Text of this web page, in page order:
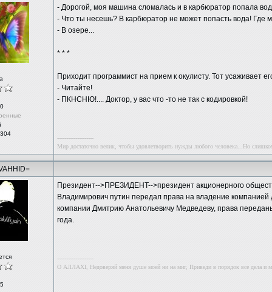
- Дорогой, моя машина сломалась и в карбюратор попала
- Что ты несешь? В карбюратор не может попасть вода! Где
- В озере...
* * *
Приходит программист на прием к окулисту. Тот усаживает
- Читайте!
- ПКНСНЮ!.... Доктор, у вас что -то не так с кодировкой!
--------------------
Мир достаточно велик, чтобы удовлетворить нужды любого человека...Но
Прeзидeнт-->ПРEЗИДEHT-->пpeзидeнт акционерного
Владимирович пyтин передал права на владение компанией
компании Дмитрию Анатольевичу Медведеву, права
года.
--------------------
О АЛЛАХI, Недоверяй меня душе моей ни на миг, Приведи в порядок все дела и